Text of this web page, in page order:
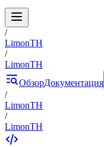
/
LimonTH
/
LimonTH
ОбзорДокументация
/
LimonTH
/
LimonTH